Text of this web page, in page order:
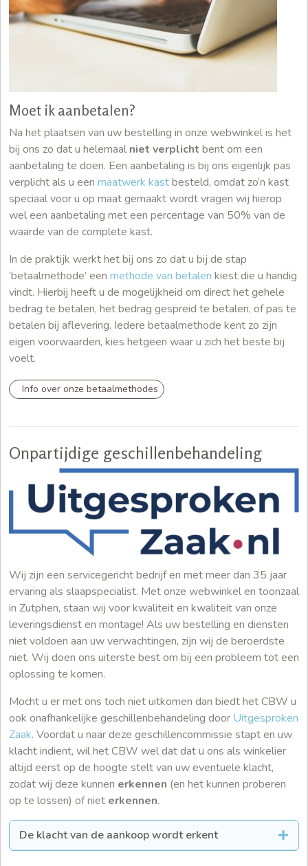
Moet ik aanbetalen?
Na het plaatsen van uw bestelling in onze webwinkel is het
bij ons zo dat u helemaal niet verplicht bent om een
aanbetaling te doen. Een aanbetaling is bij ons eigenlijk pas
verplicht als u een maatwerk kastbesteld, omdat zo’n kast
speciaal voor u op maat gemaakt wordt vragen wij hierop
wel een aanbetaling met een percentage van 50% van de
waarde van de complete kast.
In de praktijk werkt het bij ons zo dat u bij de stap
‘betaalmethode’ een methode van betalen kiest die u handig
vindt. Hierbij heeft u de mogelijkheid om direct het gehele
bedrag te betalen, het bedrag gespreid te betalen, of pas te
betalen bij aflevering. Iedere betaalmethode kent zo zijn
eigen voorwaarden, kies hetgeen waar u zich het beste bij
voelt.
Info over onze betaalmethodes
Onpartijdige geschillenbehandeling
Wij zijn een servicegericht bedrijf en met meer dan 35 jaar
ervaring als slaapspecialist. Met onze webwinkel en toonzaal
in Zutphen, staan wij voor kwaliteit en kwaliteit van onze
leveringsdienst en montage! Als uw bestelling en diensten
niet voldoen aan uw verwachtingen, zijn wij de beroerdste
niet. Wij doen ons uiterste best om bij een probleem tot een
oplossing te komen.
Mocht u er met ons toch niet uitkomen dan biedt het CBW u
ook onafhankelijke geschillenbehandeling door Uitgesproken
Zaak. Voordat u naar deze geschillencommissie stapt en uw
klacht indient, wil het CBW wel dat dat u ons als winkelier
altijd eerst op de hoogte stelt van uw eventuele klacht,
zodat wij deze kunnen erkennen (en het kunnen proberen
op te lossen) of niet erkennen.
De klacht van de aankoop wordt erkent